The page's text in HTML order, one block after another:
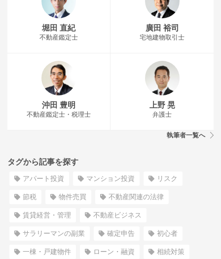
堀田 直紀
不動産鑑定士
廣田 裕司
宅地建物取引士
沖田 豊明
不動産鑑定士・税理士
上野 晃
弁護士
執筆者一覧へ
タグから記事を探す
アパート投資 マンション投資 リスク
節税 物件売買 不動産関連の法律
賃貸経営・管理 不動産ビジネス
サラリーマンの副業 確定申告 初心者
一棟・戸建物件 ローン・融資 相続対策